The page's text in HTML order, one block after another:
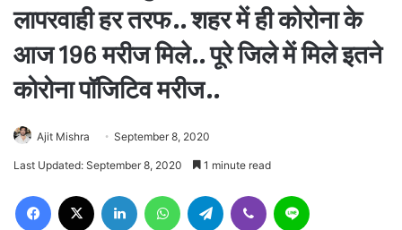
लापरवाही हर तरफ.. शहर में ही कोरोना के
आज 196 मरीज मिले.. पूरे जिले में मिले इतने
कोरोना पॉजिटिव मरीज..
Ajit Mishra September 8, 2020
Last Updated: September 8, 2020 1 minute read
Facebook LinkedIn WhatsAppTelegram Viber